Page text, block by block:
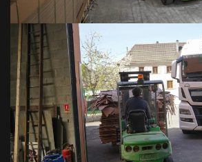
VOIR EN GRAND